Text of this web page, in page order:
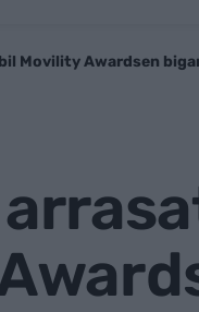
Movility Awardsen